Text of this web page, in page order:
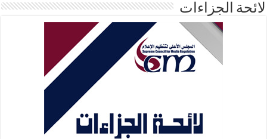
لائحة الجزاءات